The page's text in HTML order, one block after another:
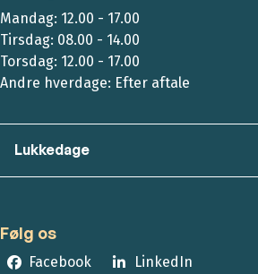
Mandag: 12.00 - 17.00
Tirsdag: 08.00 - 14.00
Torsdag: 12.00 - 17.00
Andre hverdage: Efter aftale
Lukkedage
Følg os
Facebook LinkedIn